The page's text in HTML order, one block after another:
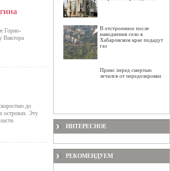
Горно-
Виктора
до
островах. Эту
В отстроенное после
наводнения село в
Хабаровском крае подадут
газ
Принс перед смертью
лечился от передозировки
ИНТЕРЕСНОЕ
РЕКОМЕНДУЕМ